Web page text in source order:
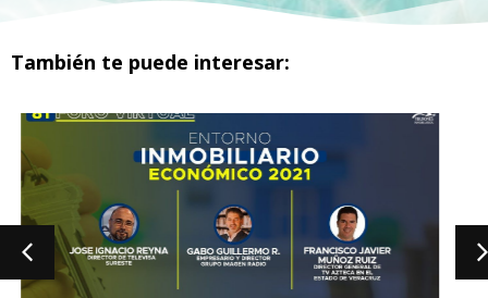
También te puede interesar: